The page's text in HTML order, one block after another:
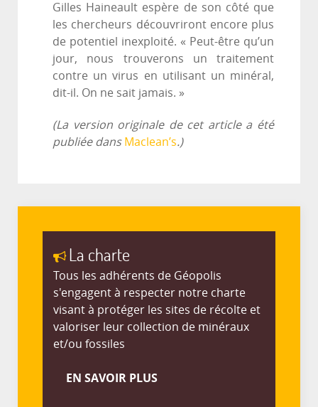
Gilles Haineault espère de son côté que
les chercheurs découvriront encore plus
de potentiel inexploité. « Peut-être qu’un
jour, nous trouverons un traitement
contre un virus en utilisant un minéral,
dit-il. On ne sait jamais. »
(La version originale de cet article a été
publiée dans Maclean’s.)
La charte
Tous les adhérents de Géopolis
s'engagent à respecter notre charte
visant à protéger les sites de récolte et
valoriser leur collection de minéraux
et/ou fossiles
EN SAVOIR PLUS